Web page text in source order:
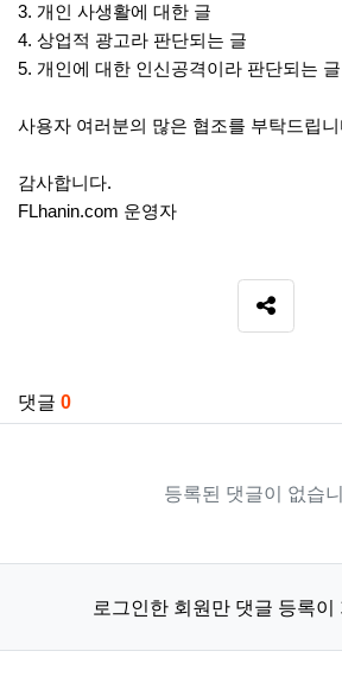
3. 개인 사생활에 대한 글
4. 상업적 광고라 판단되는 글
5. 개인에 대한 인신공격이라 판단되는 글
사용자 여러분의 많은 협조를 부탁드립니
감사합니다.
FLhanin.com 운영자
SNS 공
댓글 0
등록된 댓글이 없습
로그인한 회원만 댓글 등록이